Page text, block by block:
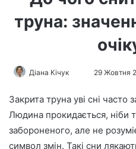
труна:
Діана Кічук
n
d
a
n
29 Жовтня
Закрита труна уві сні часто
Людина прокидається, ніби
забороненого, але не
символ змін. Такі сни